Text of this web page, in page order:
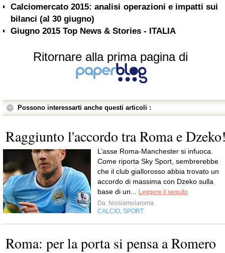
Calciomercato 2015: analisi operazioni e impatti sui
bilanci (al 30 giugno)
Giugno 2015 Top News & Stories - ITALIA
Ritornare alla prima pagina di
Possono interessarti anche questi articoli :
Raggiunto l'accordo tra Roma e
L’asse Roma-Manchester si infuoca.
Come riporta Sky Sport, sembrerebbe
che il club giallorosso abbia trovato un
accordo di massima con Dzeko sulla
base di un...
Leggere il seguito
Da Noisiamolaroma
CALCIO SPORT
Roma: per la porta si pensa a Romero